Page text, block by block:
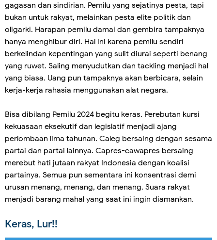
gagasan dan sindirian. Pemilu yang sejatinya pesta, tapi
bukan untuk rakyat, melainkan pesta elite politik dan
oligarki. Harapan pemilu damai dan gembira tampaknya
hanya menghibur diri. Hal ini karena pemilu sendiri
berkelindan kepentingan yang sulit diurai seperti benang
yang ruwet. Saling menyudutkan dan tackling menjadi hal
yang biasa. Uang pun tampaknya akan berbicara, selain
kerja-kerja rahasia menggunakan alat negara.
Bisa dibilang Pemilu 2024 begitu keras. Perebutan kursi
kekuasaan eksekutif dan legislatif menjadi ajang
perlombaan lima tahunan. Caleg bersaing dengan sesama
partai dan partai lainnya. Capres-cawapres bersaing
merebut hati jutaan rakyat Indonesia dengan koalisi
partainya. Semua pun sementara ini konsentrasi demi
urusan menang, menang, dan menang. Suara rakyat
menjadi barang mahal yang saat ini ingin diamankan.
Keras, Lur!!